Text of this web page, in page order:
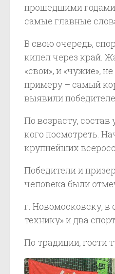
прошедшими
самые главные
В свою очередь,
кипел через край.
«свои», и «чужие»,
примеру – самый
выявили
По возрасту,
кого посмотреть.
крупнейших
Победители и
человека были
г. Новомосковску,
технику» и два
По традиции, гости